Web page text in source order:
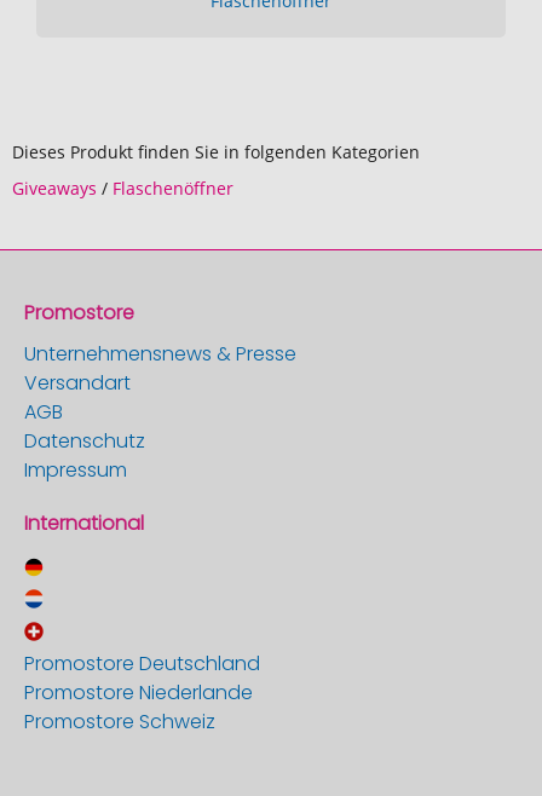
Dieses Produkt finden Sie in folgenden Kategorien
Giveaways / Flaschenöffner
Promostore
Unternehmensnews & Presse
Versandart
AGB
Datenschutz
Impressum
International
Promostore Deutschland
Promostore Niederlande
Promostore Schweiz